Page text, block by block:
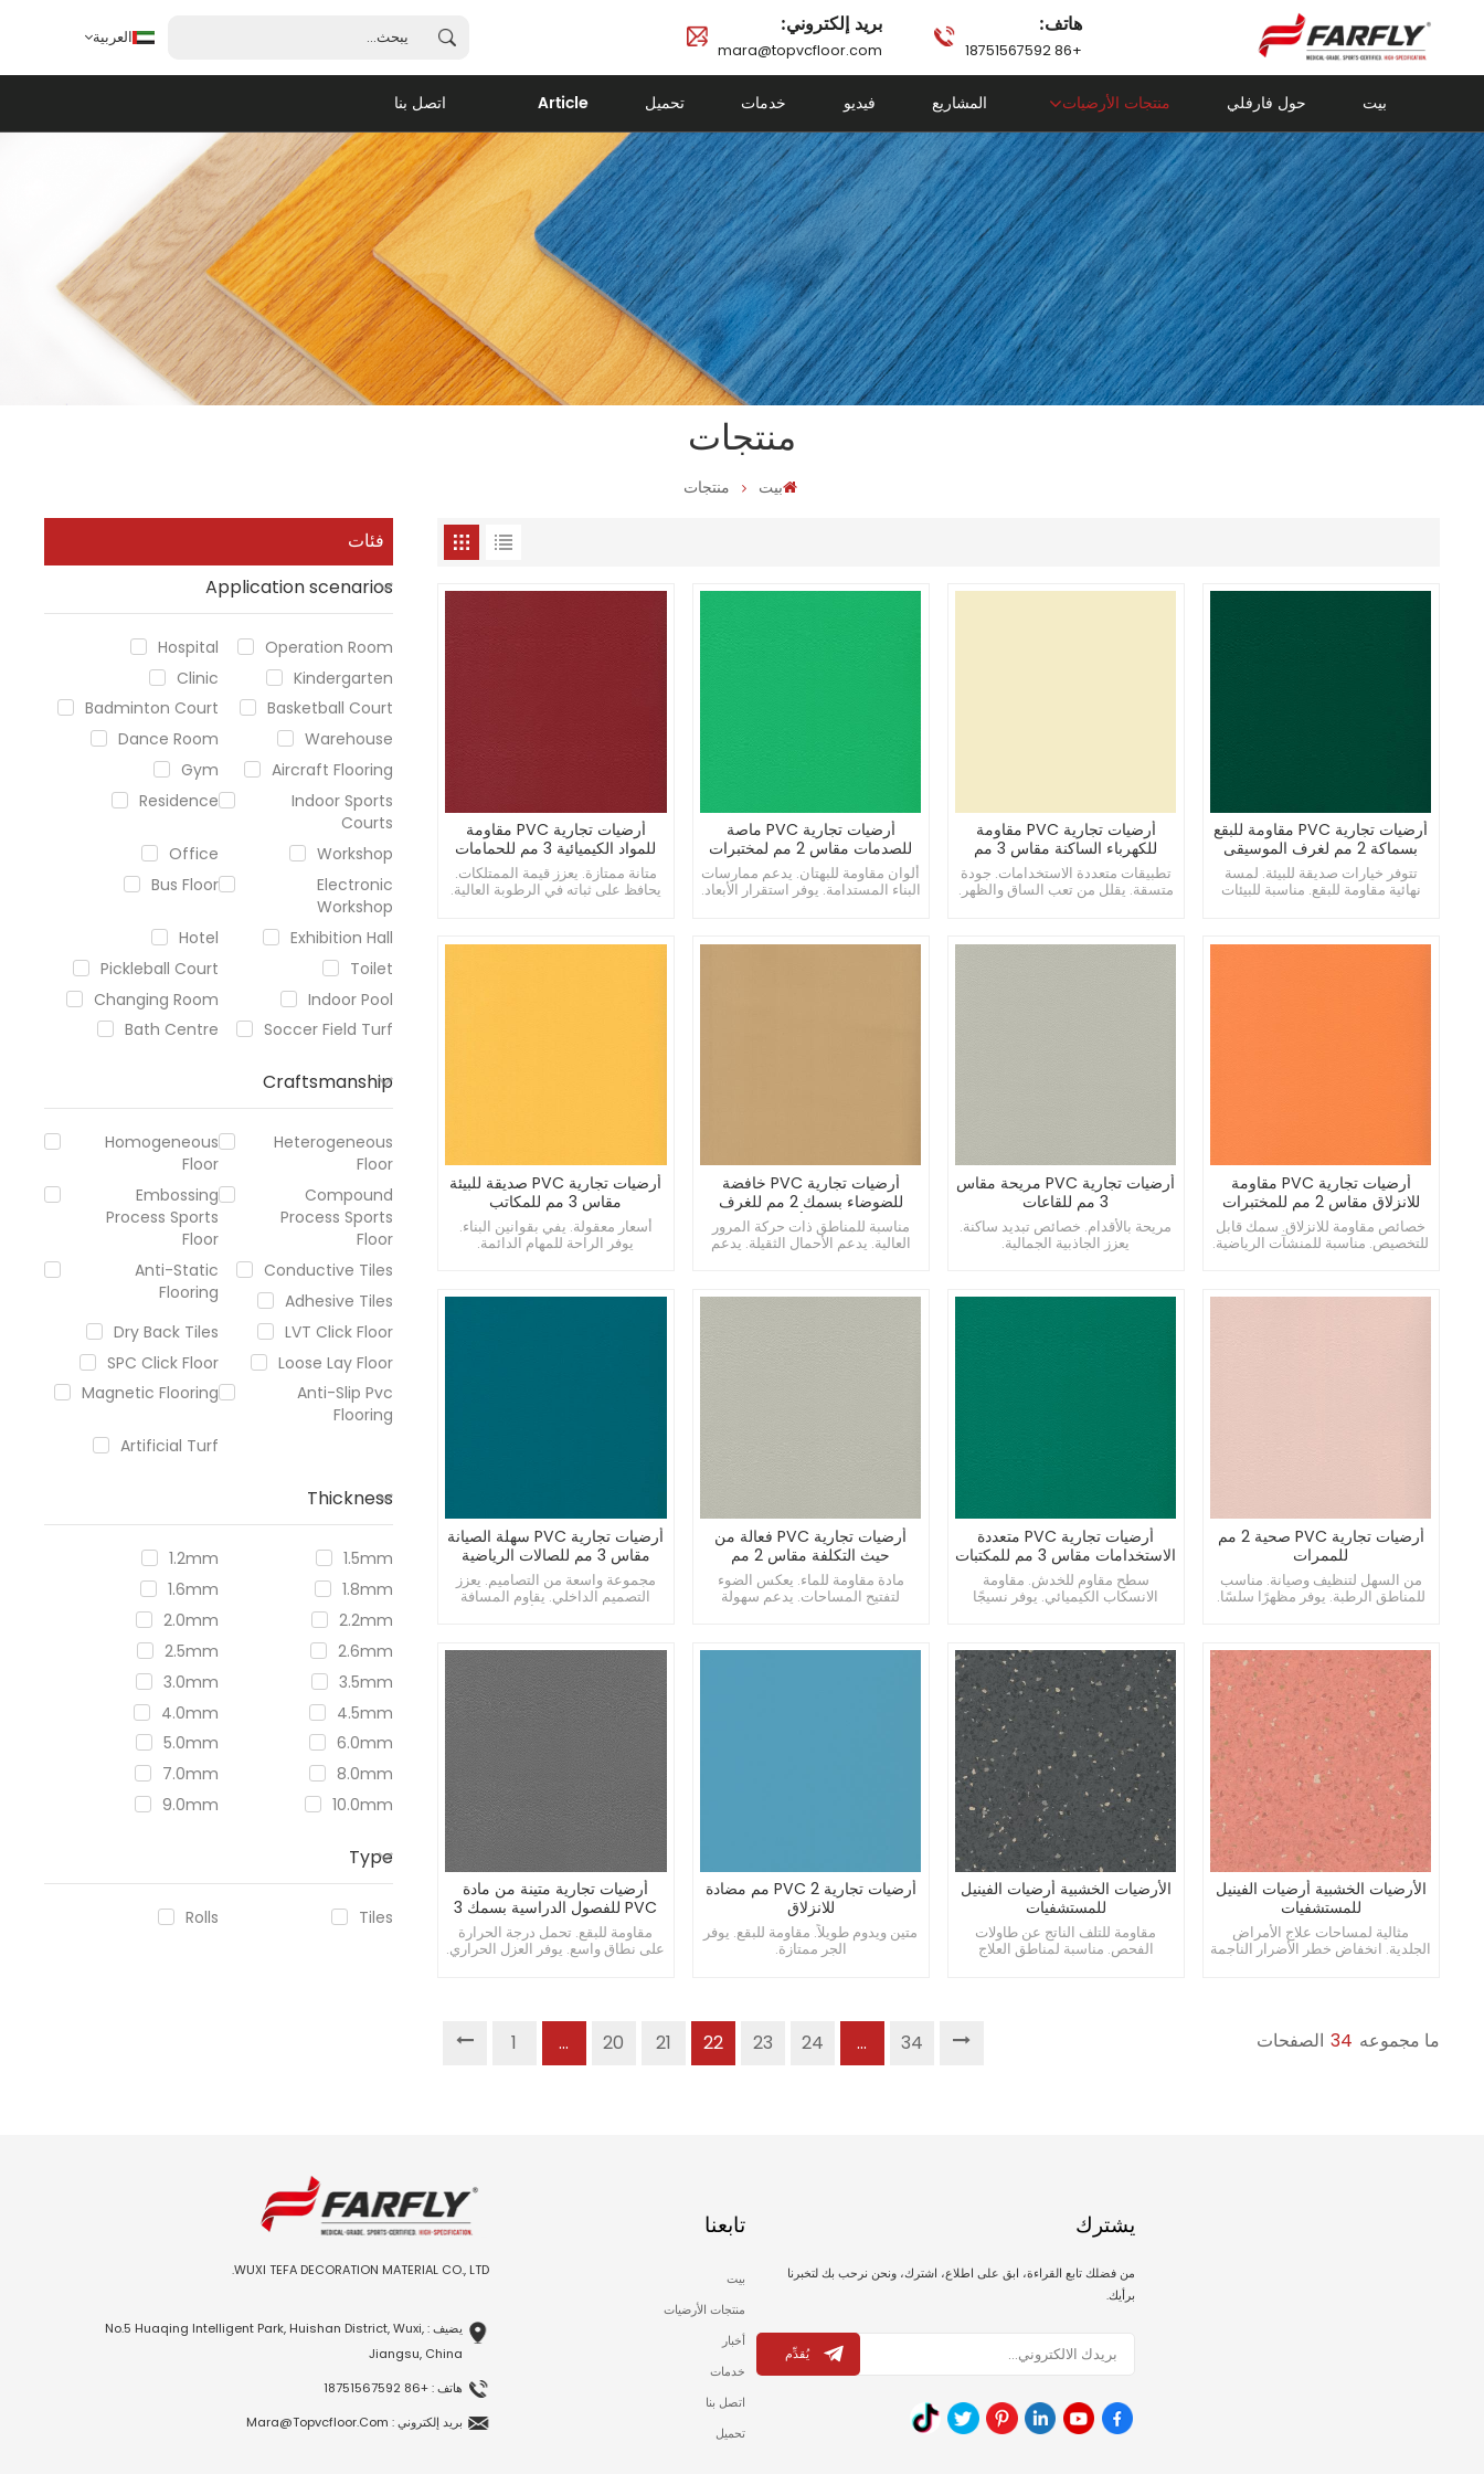
هاتف:
+86 18751567592
بريد إلكتروني:
mara@topvcfloor.com
العربية
العربية
français
español
português
بيت حول فارفلي منتجات الأرضيات المشاريع فيديو خدمات تحميل Article اتصل بنا
منتجات
بيت منتجات
فئات
Application scenarios
Hospital
Operation Room
Clinic
Kindergarten
Badminton Court
Basketball Court
Dance Room
Warehouse
Gym
Aircraft Flooring
Residence
Indoor Sports
Courts
Office
Workshop
Bus Floor
Electronic
Workshop
Hotel
Exhibition Hall
Pickleball Court
Toilet
Changing Room
Indoor Pool
Bath Centre
Soccer Field Turf
Craftsmanship
Homogeneous
Floor
Heterogeneous
Floor
Embossing
Process Sports
Floor
Compound
Process Sports
Floor
Anti-Static
Flooring
Conductive Tiles
Adhesive Tiles
Dry Back Tiles
LVT Click Floor
SPC Click Floor
Loose Lay Floor
Magnetic Flooring
Anti-Slip Pvc
Flooring
Artificial Turf
Thickness
1.2mm
1.5mm
1.6mm
1.8mm
2.0mm
2.2mm
2.5mm
2.6mm
3.0mm
3.5mm
4.0mm
4.5mm
5.0mm
6.0mm
7.0mm
8.0mm
9.0mm
10.0mm
Type
Rolls Tiles
أرضيات تجارية PVC مقاومة
للمواد الكيميائية 3 مم للحمامات
متانة ممتازة. يعزز قيمة الممتلكات.
يحافظ على ثباته في الرطوبة العالية.
أرضيات تجارية PVC ماصة
للصدمات مقاس 2 مم لمختبرات
الكمبيوتر
ألوان مقاومة للبهتان. يدعم ممارسات
البناء المستدامة. يوفر استقرار الأبعاد.
أرضيات تجارية PVC مقاومة
للكهرباء الساكنة مقاس 3 مم
لغرف الفن
تطبيقات متعددة الاستخدامات. جودة
متسقة. يقلل من تعب الساق والظهر.
أرضيات تجارية PVC مقاومة للبقع
بسماكة 2 مم لغرف الموسيقى
تتوفر خيارات صديقة للبيئة. لمسة
نهائية مقاومة للبقع. مناسبة للبيئات
أرضيات تجارية PVC صديقة للبيئة
مقاس 3 مم للمكاتب
أسعار معقولة. يفي بقوانين البناء.
يوفر الراحة للمهام الدائمة.
أرضيات تجارية PVC خافضة
للضوضاء بسمك 2 مم للغرف
متعددة الأغراض
مناسبة للمناطق ذات حركة المرور
العالية. يدعم الأحمال الثقيلة. يدعم
أرضيات تجارية PVC مريحة مقاس
3 مم للقاعات
مريحة بالأقدام. خصائص تبديد ساكنة.
يعزز الجاذبية الجمالية.
أرضيات تجارية PVC مقاومة
للانزلاق مقاس 2 مم للمختبرات
خصائص مقاومة للانزلاق. سمك قابل
للتخصيص. مناسبة للمنشآت الرياضية.
أرضيات تجارية PVC سهلة الصيانة
مقاس 3 مم للصالات الرياضية
مجموعة واسعة من التصاميم. يعزز
التصميم الداخلي. يقاوم المسافة
أرضيات تجارية PVC فعالة من
حيث التكلفة مقاس 2 مم
للكافيتريات
مادة مقاومة للماء. يعكس الضوء
لتفتيح المساحات. يدعم سهولة
أرضيات تجارية PVC متعددة
الاستخدامات مقاس 3 مم للمكتبات
سطح مقاوم للخدش. مقاومة
الانسكاب الكيميائي. يوفر نسيجًا
أرضيات تجارية PVC صحية 2 مم
للممرات
من السهل لتنظيف وصيانة. مناسب
للمناطق الرطبة. يوفر مظهرًا سلسًا.
أرضيات تجارية متينة من مادة
PVC للفصول الدراسية بسمك 3
مم
مقاومة للبقع. تحمل درجة الحرارة
على نطاق واسع. يوفر العزل الحراري.
أرضيات تجارية PVC 2 مم مضادة
للانزلاق
متين ويدوم طويلاً. مقاومة للبقع. يوفر
الجر ممتازة.
الأرضيات الخشبية أرضيات الفينيل
للمستشفيات
مقاومة للتلف الناتج عن طاولات
الفحص. مناسبة لمناطق العلاج
الأرضيات الخشبية أرضيات الفينيل
للمستشفيات
مثالية لمساحات علاج الأمراض
الجلدية. انخفاض خطر الأضرار الناجمة
1 ... 20 21 22 23 24 ... 34 ما مجموعه 34 الصفحات
WUXI TEFA DECORATION MATERIAL CO., LTD.
يضيف : No.5 Huaqing Intelligent Park, Huishan District, Wuxi,
Jiangsu, China
هاتف : +86 18751567592
بريد إلكتروني : Mara@topvcfloor.com
تابعنا
بيت
منتجات الأرضيات
أخبار
خدمات
اتصل بنا
تحميل
يشترك
من فضلك تابع القراءة، ابق على اطلاع، اشترك، ونحن نرحب بك لتخبرنا
برأيك.
يُقدِّم